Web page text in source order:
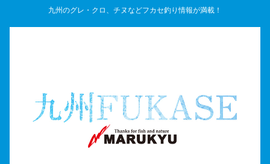
九州のグレ・クロ、チヌなどフカセ釣り情報が満載！